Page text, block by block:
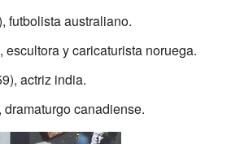
futbolista australiano.
y caricaturista noruega.
actriz india.
dramaturgo canadiense.